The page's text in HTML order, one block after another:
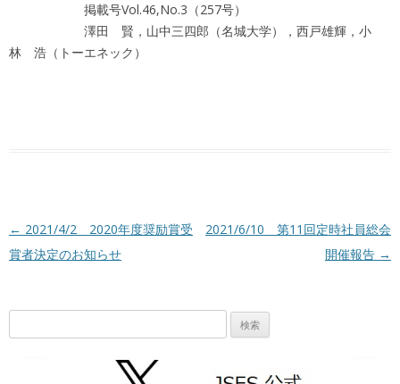
掲載号Vol.46,No.3（257号）
澤田 賢，山中三四郎（名城大学），西戸雄輝，小
林 浩（トーエネック）
投稿ナビゲーション
← 2021/4/2 2020年度奨励賞受
賞者決定のお知らせ
2021/6/10 第11回定時社員総会
開催報告 →
索: